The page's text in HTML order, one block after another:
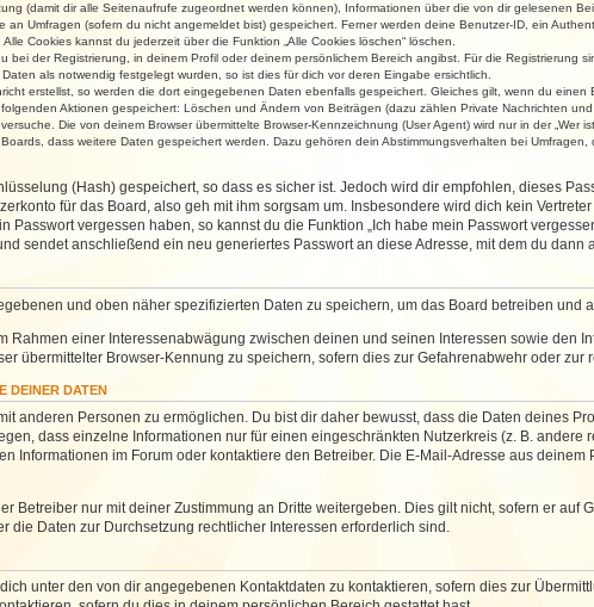
(damit dir alle Seitenaufrufe zugeordnet werden können), Informationen über die von dir gelesenen
an Umfragen (sofern du nicht angemeldet bist) gespeichert. Ferner werden deine Benutzer-ID, ein
Cookies kannst du jederzeit über die Funktion „Alle Cookies löschen“ löschen.
bei der Registrierung, in deinem Profil oder deinem persönlichem Bereich angibst. Für die Registrierung
als notwendig festgelegt wurden, so ist dies für dich vor deren Eingabe ersichtlich.
erstellst, so werden die dort eingegebenen Daten ebenfalls gespeichert. Gleiches gilt, wenn du
Aktionen gespeichert: Löschen und Ändern von Beiträgen (dazu zählen Private Nachrichten
Die von deinem Browser übermittelte Browser-Kennzeichnung (User Agent) wird nur in der „Wer
dass weitere Daten gespeichert werden. Dazu gehören dein Abstimmungsverhalten bei
(Hash) gespeichert, so dass es sicher ist. Jedoch wird dir empfohlen, dieses
für das Board, also geh mit ihm sorgsam um. Insbesondere wird dich kein
Passwort vergessen haben, so kannst du die Funktion „Ich habe mein Passwort
sendet anschließend ein neu generiertes Passwort an diese Adresse, mit dem du dann
und oben näher spezifizierten Daten zu speichern, um das Board betreiben und
Rahmen einer Interessenabwägung zwischen deinen und seinen Interessen sowie den
übermittelter Browser-Kennung zu speichern, sofern dies zur Gefahrenabwehr oder zur
DEINER DATEN
anderen Personen zu ermöglichen. Du bist dir daher bewusst, dass die Daten deines
dass einzelne Informationen nur für einen eingeschränkten Nutzerkreis (z. B. andere
Informationen im Forum oder kontaktiere den Betreiber. Die E-Mail-Adresse aus
Betreiber nur mit deiner Zustimmung an Dritte weitergeben. Dies gilt nicht, sofern er auf
die Daten zur Durchsetzung rechtlicher Interessen erforderlich sind.
unter den von dir angegebenen Kontaktdaten zu kontaktieren, sofern dies zur